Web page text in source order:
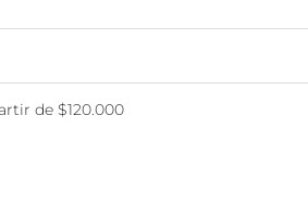
de $120.000